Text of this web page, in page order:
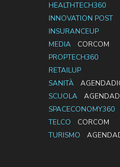
HEALTHTECH360
INNOVATION POST
INSURANCEUP
MEDIA
CORCOM
PROPTECH360
RETAILUP
SANITÀ
SCUOLA
SPACECONOMY360
TELCO
CORCOM
TURISMO